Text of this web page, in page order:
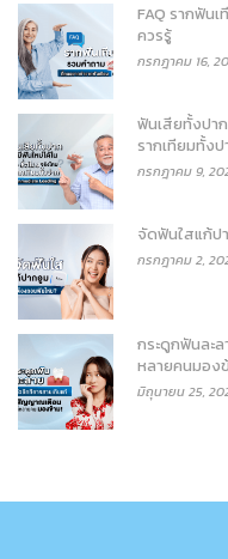
FAQ รากฟัน
ควรรู้
กรกฎาคม 16,
ฟันเสียทั้งปา
รากเทียมทั้ง
กรกฎาคม 9,
จัดฟันใสแก้ป
กรกฎาคม 2,
กระดูกฟันละ
หลายคนมอง
มิถุนายน 25,